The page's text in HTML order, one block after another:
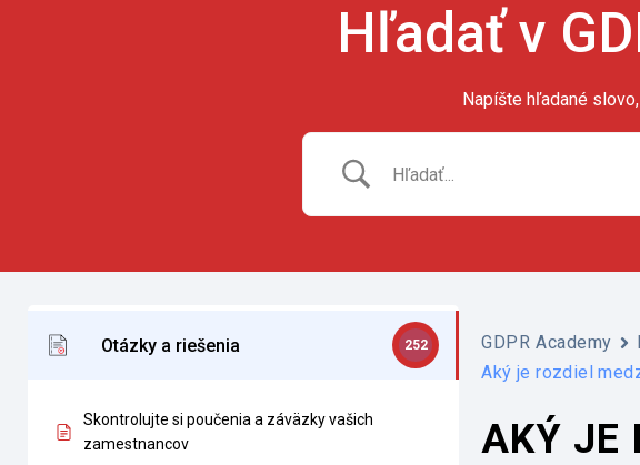
Hľadať v
Napíšte hľadané
Otázky a riešenia 252
Skontrolujte si poučenia a záväzky vašich
zamestnancov
GDPR Academy
Aký je rozdiel
AKÝ JE